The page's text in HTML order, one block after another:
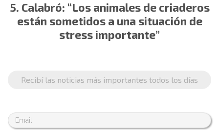
Calabró: “Los animales de criaderos
están sometidos a una situación de
stress importante”
Recibí las noticias más importantes todos los días